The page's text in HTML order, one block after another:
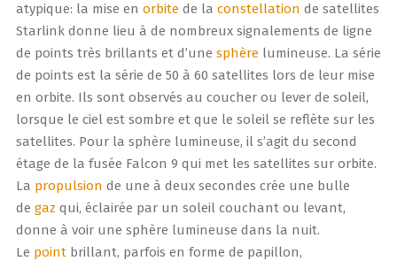
atypique: la mise en orbitede la constellation de satellites
Starlink donne lieu à de nombreux signalements de ligne
de points très brillants et d’une sphèrelumineuse. La série
de points est la série de 50 à 60 satellites lors de leur mise
en orbite. Ils sont observés au coucher ou lever de soleil,
lorsque le ciel est sombre et que le soleil se reflète sur les
satellites. Pour la sphère lumineuse, il s’agit du second
étage de la fusée Falcon 9 qui met les satellites sur orbite.
La propulsion de une à deux secondes crée une bulle
de gaz qui, éclairée par un soleil couchant ou levant,
donne à voir une sphère lumineuse dans la nuit.
Le pointbrillant, parfois en forme de papillon,